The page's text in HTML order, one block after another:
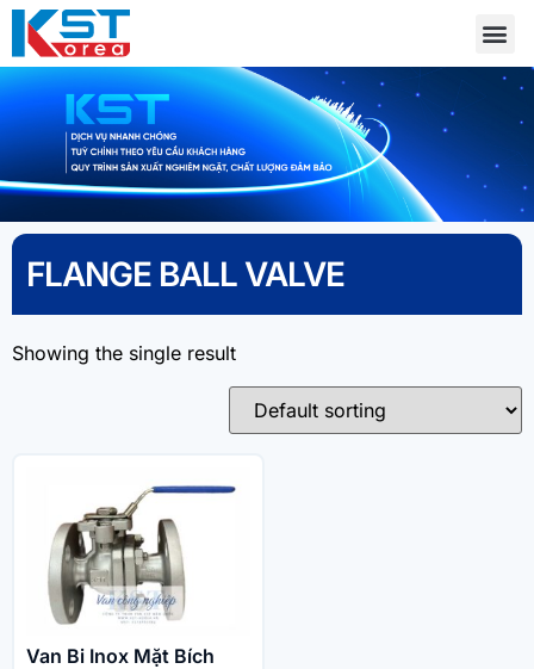
FLANGE BALL VALVE
Showing the single result
Van Bi Inox Mặt Bích